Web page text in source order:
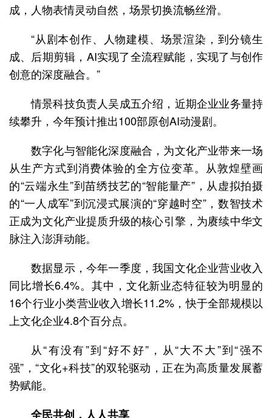
成，人物表情灵动自然，场景切换流畅丝滑。
“从剧本创作、人物建模、场景渲染，到分镜生
成、后期剪辑，AI实现了全流程赋能，实现了与创作
创意的深度融合。”
情景科技负责人吴成五介绍，近期企业业务量持
续攀升，今年预计推出100部原创AI动漫剧。
数字化与智能化深度融合，为文化产业带来一场
从生产方式到消费体验的全方位变革。从敦煌壁画
的“云端永生”到苗绣技艺的“智能量产”，从虚拟拍摄
的“一人成军”到沉浸式展演的“穿越时空”，数智技术
正成为文化产业提质升级的核心引擎，为赓续中华文
脉注入澎湃动能。
数据显示，今年一季度，我国文化企业营业收入
同比增长6.4%。其中，文化新业态特征较为明显的
16个行业小类营业收入增长11.2%，快于全部规模以
上文化企业4.8个百分点。
从“有没有”到“好不好”，从“大不大”到“强不
强”，“文化+科技”的双轮驱动，正在为高质量发展蓄
势赋能。
全民共创，人人共享